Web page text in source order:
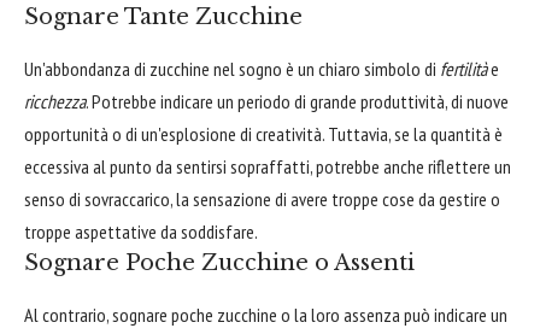
Sognare Tante Zucchine
Un'abbondanza di zucchine nel sogno è un chiaro simbolo di fertilitàe
ricchezza. Potrebbe indicare un periodo di grande produttività, di nuove
opportunità o di un'esplosione di creatività. Tuttavia, se la quantità è
eccessiva al punto da sentirsi sopraffatti, potrebbe anche riflettere un
senso di sovraccarico, la sensazione di avere troppe cose da gestire o
troppe aspettative da soddisfare.
Sognare Poche Zucchine o Assenti
Al contrario, sognare poche zucchine o la loro assenza può indicare un